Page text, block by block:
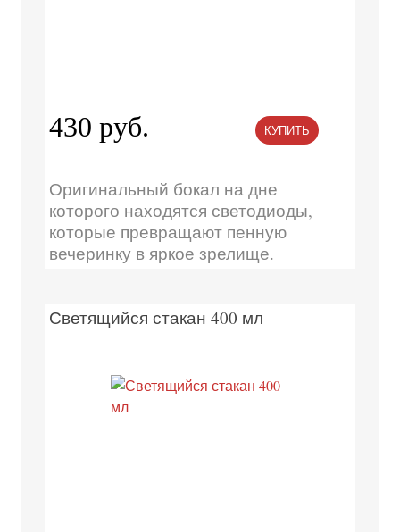
430 руб. КУПИТЬ
Оригинальный бокал на дне
которого находятся светодиоды,
которые превращают пенную
вечеринку в яркое зрелище.
Светящийся стакан 400 мл